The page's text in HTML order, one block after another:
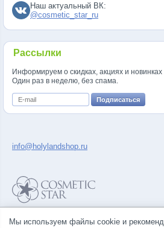
Наш актуальный ВК:
@cosmetic_star_ru
Рассылки
Информируем о скидках, акциях и новинках
Один раз в неделю, без спама.
info@holylandshop.ru
Мы используем файлы cookie и